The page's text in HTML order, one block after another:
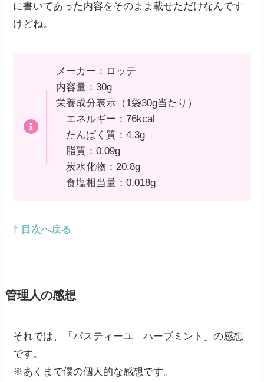
に書いてあった内容をそのまま載せただけなんです
けどね。
メーカー：ロッテ
内容量：30g
栄養成分表示（1袋30g当たり）
エネルギー：76kcal
たんぱく質：4.3g
脂質：0.09g
炭水化物：20.8g
食塩相当量：0.018g
⇧ 目次へ戻る
管理人の感想
それでは、「パスティーユ ハーブミント」の感想
です。
※あくまで僕の個人的な感想です。